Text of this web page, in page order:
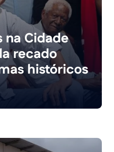
na Cidade
recado
históricos